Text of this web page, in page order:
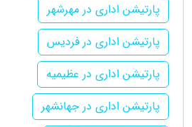
پارتیشن اداری در مهرشهر
پارتیشن اداری در فردیس
پارتیشن اداری در عظیمیه
پارتیشن اداری در جهانشهر